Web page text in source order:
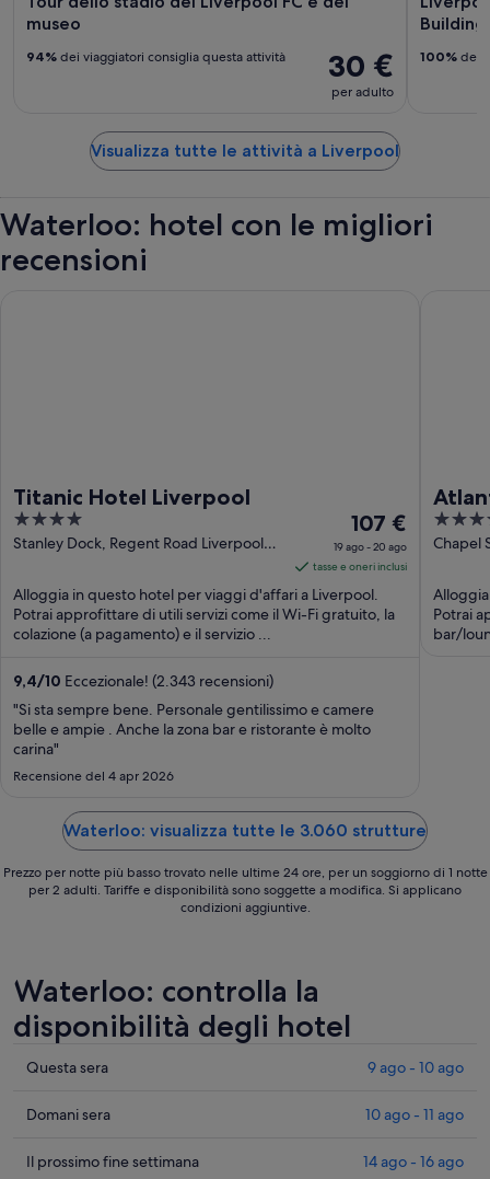
museo
30 €
per adulto
94% dei viaggiatori consiglia questa attività
Building
100% dei
Visualizza tutte le attività a Liverpool
Waterloo: hotel con le migliori
recensioni
Titanic Hotel Liverpool
4
out
5
Stanley Dock, Regent Road Liverpool
Il
prezzo
è
107 €
a
19
ago
107 €
19 ago - 20 ago
tasse e oneri inclusi
Alloggia in questo hotel per viaggi d'affari a Liverpool.
Potrai approfittare di utili servizi come il Wi-Fi gratuito, la
colazione (a pagamento) e il servizio ...
9,4/10 Eccezionale! (2.343 recensioni)
"Si sta sempre bene. Personale gentilissimo e camere
belle e ampie . Anche la zona bar e ristorante è molto
carina"
Recensione del 4 apr 2026
4
out
5
Chapel
Potrai
bar/
Waterloo: visualizza tutte le 3.060 strutture
Prezzo per notte più basso trovato nelle ultime 24 ore, per un soggiorno di 1 notte
per 2 adulti. Tariffe e disponibilità sono soggette a modifica. Si applicano
condizioni aggiuntive.
Waterloo: controlla la
disponibilità degli hotel
Cerca
prezzi
Waterloo
Questa sera 9 ago - 10 ago
Cerca
prezzi
Domani sera 10 ago - 11 ago
Cerca
Il prossimo fine settimana 14 ago - 16 ago